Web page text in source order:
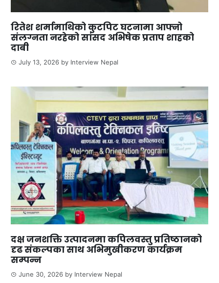
रितेश शर्मामाथिको कुटपिट घटनामा आफ्नो
संलग्नता नरहेको सांसद अभिषेक प्रताप शाहको
दाबी
July 13, 2026 by Interview Nepal
दक्ष जनशक्ति उत्पादनमा कपिलवस्तु प्रतिष्ठानको
दृढ संकल्पका साथ अभिमुखीकरण कार्यक्रम
सम्पन्न
June 30, 2026 by Interview Nepal